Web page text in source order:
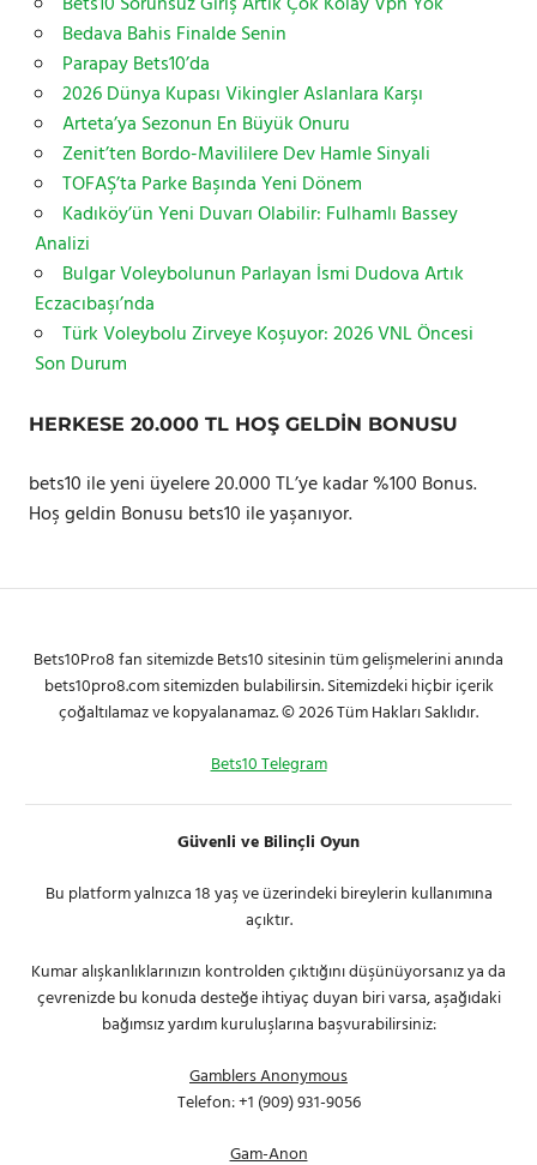
Bets10 Sorunsuz Giriş Artık Çok Kolay Vpn Yok
Bedava Bahis Finalde Senin
Parapay Bets10’da
2026 Dünya Kupası Vikingler Aslanlara Karşı
Arteta’ya Sezonun En Büyük Onuru
Zenit’ten Bordo-Mavililere Dev Hamle Sinyali
TOFAŞ’ta Parke Başında Yeni Dönem
Kadıköy’ün Yeni Duvarı Olabilir: Fulhamlı Bassey
Analizi
Bulgar Voleybolunun Parlayan İsmi Dudova Artık
Eczacıbaşı’nda
Türk Voleybolu Zirveye Koşuyor: 2026 VNL Öncesi
Son Durum
HERKESE 20.000 TL HOŞ GELDIN BONUSU
bets10 ile yeni üyelere 20.000 TL’ye kadar %100 Bonus.
Hoş geldin Bonusu bets10 ile yaşanıyor.
Bets10Pro8 fan sitemizde Bets10 sitesinin tüm gelişmelerini anında
bets10pro8.com sitemizden bulabilirsin. Sitemizdeki hiçbir içerik
çoğaltılamaz ve kopyalanamaz. © 2026 Tüm Hakları Saklıdır.
Bets10 Telegram
Güvenli ve Bilinçli Oyun
Bu platform yalnızca 18 yaş ve üzerindeki bireylerin kullanımına
açıktır.
Kumar alışkanlıklarınızın kontrolden çıktığını düşünüyorsanız ya da
çevrenizde bu konuda desteğe ihtiyaç duyan biri varsa, aşağıdaki
bağımsız yardım kuruluşlarına başvurabilirsiniz:
Gamblers Anonymous
Telefon: +1 (909) 931-9056